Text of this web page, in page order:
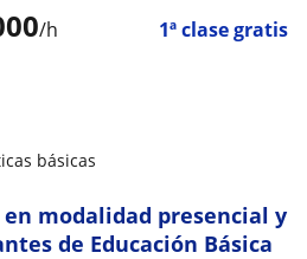
/h 1ª clase gratis
básicas
modalidad presencial y
de Educación Básica